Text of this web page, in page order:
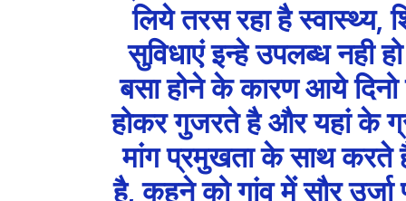
लिये तरस रहा है
सुविधाएं इन्हे उपलब्ध नही
बसा होने के कारण आये
होकर गुजरते है और यहां के
मांग प्रमुखता के साथ करते
है, कहने को गांव में सौर